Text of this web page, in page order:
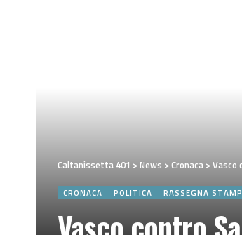
Caltanissetta 401 >News >Cronaca >Vasco
CRONACA POLITICA RASSEGNA